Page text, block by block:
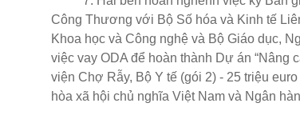
Công Thương với Bộ Số hóa và Kinh tế
Khoa học và Công nghệ và Bộ Giáo dục,
việc vay ODA để hoàn thành Dự án “Nâng
viện Chợ Rẫy, Bộ Y tế (gói 2) - 25 triệu
hòa xã hội chủ nghĩa Việt Nam và Ngân